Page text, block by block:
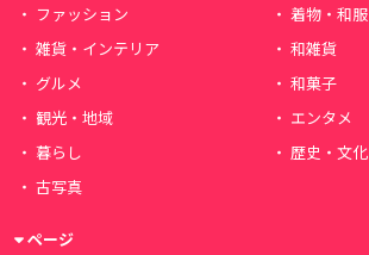
ファッション
着物・和服
雑貨・インテリア
和雑貨
グルメ
和菓子
観光・地域
エンタメ
暮らし
歴史・文化
古写真
ページ